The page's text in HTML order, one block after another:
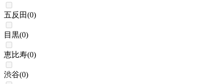
五反田(0)
目黒(0)
恵比寿(0)
渋谷(0)